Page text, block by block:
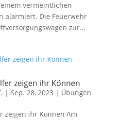
vermeintlichen
alarmiert. Die Feuerwehr
zur...
zeigen ihr Können
| Sep. 28, 2023 | Übungen
zeigen ihr Können Am